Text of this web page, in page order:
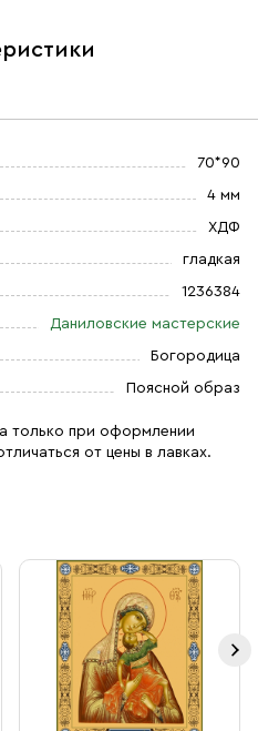
70*90
4 мм
ХДФ
гладкая
1236384
Даниловские мастерские
Богородица
Поясной образ
только при оформлении
от цены в лавках.